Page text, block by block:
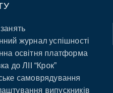
журнал успішності
освітня платформа
до ЛІІ “Крок”
самоврядування
випускників